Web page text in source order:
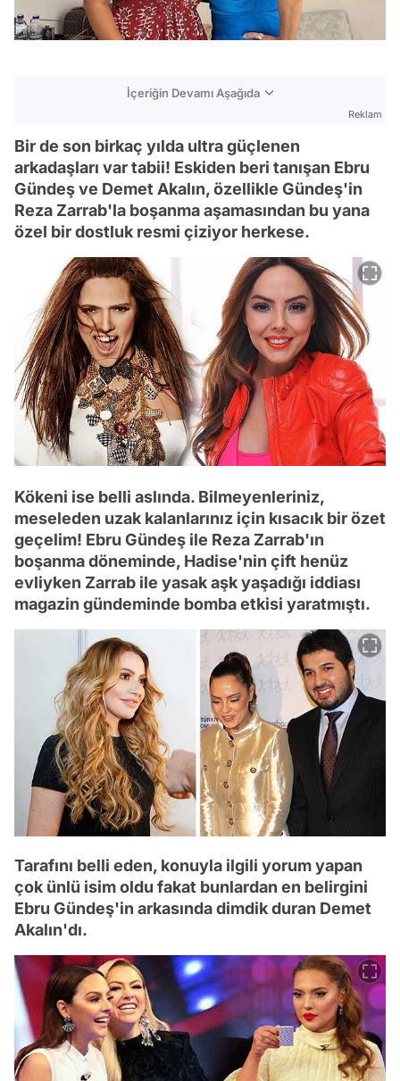
İçeriğin Devamı Aşağıda
Reklam
Bir de son birkaç yılda ultra güçlenen
arkadaşları var tabii! Eskiden beri tanışan Ebru
Gündeş ve Demet Akalın, özellikle Gündeş'in
Reza Zarrab'la boşanma aşamasından bu yana
özel bir dostluk resmi çiziyor herkese.
Kökeni ise belli aslında. Bilmeyenleriniz,
meseleden uzak kalanlarınız için kısacık bir özet
geçelim! Ebru Gündeş ile Reza Zarrab'ın
boşanma döneminde, Hadise'nin çift henüz
evliyken Zarrab ile yasak aşk yaşadığı iddiası
magazin gündeminde bomba etkisi yaratmıştı.
Tarafını belli eden, konuyla ilgili yorum yapan
çok ünlü isim oldu fakat bunlardan en belirgini
Ebru Gündeş'in arkasında dimdik duran Demet
Akalın'dı.